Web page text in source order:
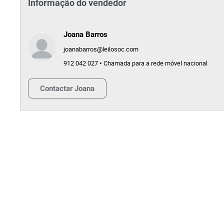
Informação do vendedor
Joana Barros
joanabarros@leilosoc.com
912 042 027 • Chamada para a rede móvel nacional
Contactar Joana